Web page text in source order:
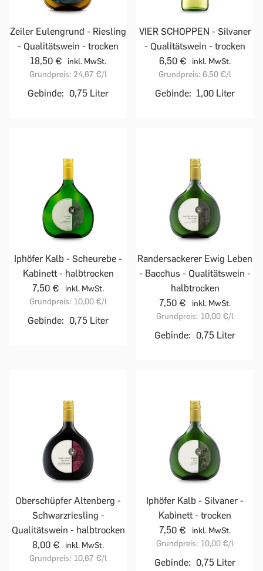
Zeiler Eulengrund - Riesling
- Qualitätswein - trocken
18,50 €
inkl. MwSt.
Grundpreis: 24,67 €/l
Gebinde: 0,75 Liter
VIER SCHOPPEN - Silvaner
- Qualitätswein - trocken
6,50 €
inkl. MwSt.
Grundpreis: 6,50 €/l
Gebinde: 1,00 Liter
Iphöfer Kalb - Scheurebe -
Kabinett - halbtrocken
7,50 €
inkl. MwSt.
Grundpreis: 10,00 €/l
Gebinde: 0,75 Liter
Randersackerer Ewig Leben
- Bacchus - Qualitätswein -
halbtrocken
7,50 €
inkl. MwSt.
Grundpreis: 10,00 €/l
Gebinde: 0,75 Liter
Oberschüpfer Altenberg -
Schwarzriesling -
Qualitätswein - halbtrocken
8,00 €
inkl. MwSt.
Grundpreis: 10,67 €/l
Iphöfer Kalb - Silvaner -
Kabinett - trocken
7,50 €
inkl. MwSt.
Grundpreis: 10,00 €/l
Gebinde: 0,75 Liter